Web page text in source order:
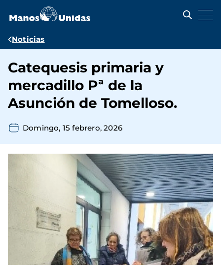
contenido
Ruta
navegación
Noticias
Catequesis primaria y
mercadillo Pª de la
Asunción de Tomelloso.
Domingo, 15 febrero, 2026